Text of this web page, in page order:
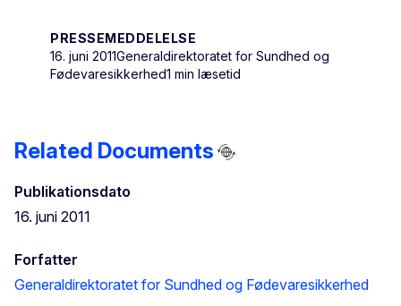
PRESSEMEDDELELSE
16. juni 2011Generaldirektoratet for Sundhed og
Fødevaresikkerhed1 min læsetid
Related Documents
Publikationsdato
16. juni 2011
Forfatter
Generaldirektoratet for Sundhed og Fødevaresikkerhed